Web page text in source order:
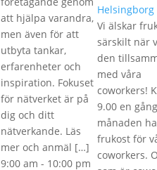
att hjälpa varandra,
men även för att
utbyta tankar,
erfarenheter och
inspiration. Fokuset
för nätverket är på
dig och ditt
nätverkande. Läs
mer och anmäl […]
9:00 am - 10:00 pm
Helsingborg
Vi älskar
särskilt när
den
med våra
coworkers!
9.00 en
månaden
frukost för
coworkers.